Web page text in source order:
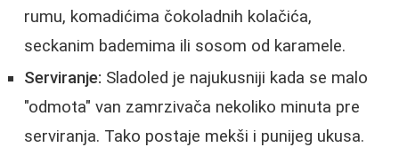
rumu, komadićima čokoladnih kolačića,
seckanim bademima ili sosom od karamele.
Serviranje: Sladoled je najukusniji kada se malo
"odmota" van zamrzivača nekoliko minuta pre
serviranja. Tako postaje mekši i punijeg ukusa.